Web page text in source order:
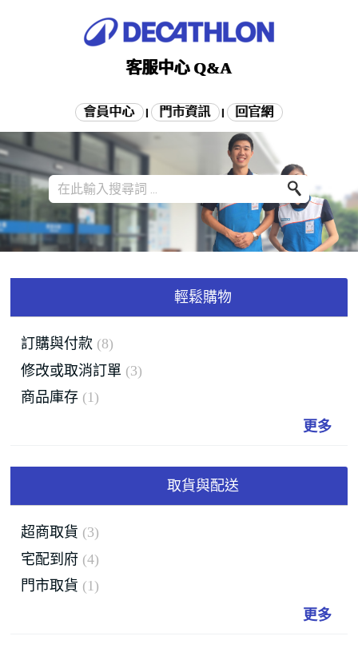
客服中心 Q&A
會員中心 門市資訊 回官網
輕鬆購物
訂購與付款
8
修改或取消訂單
3
商品庫存
1
更多
取貨與配送
超商取貨
3
宅配到府 4
門市取貨
1
更多